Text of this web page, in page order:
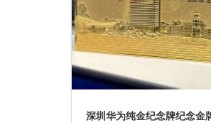
深圳华为纯金纪念牌纪念金